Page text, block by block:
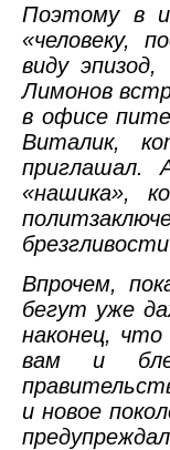
Поэтому в
«человеку,
виду
Лимонов
в офисе
Виталик,
приглашал.
«нашика»,
Впрочем,
бегут уже
наконец,
вам и
и новое